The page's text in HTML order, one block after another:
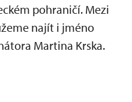
pohraničí. Mezi
najít i jméno
Martina Krska.